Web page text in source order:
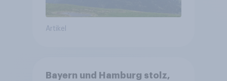
Artikel
Bayern und Hamburg stolz,